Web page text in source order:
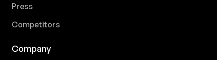
Press
Competitors
Company